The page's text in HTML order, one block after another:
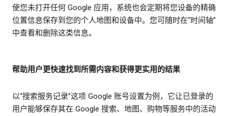
使您未打开任何 Google 应用，系统也会定期将您设备的精确
位置信息保存到您的个人地图和设备中。您可随时在“时间轴”
中查看和删除这类信息。
帮助用户更快速找到所需内容和获得更实用的结果
以“搜索服务记录”这项 Google 账号设置为例，它让已登录的
用户能够保存其在 Google 搜索、地图、购物等服务中的活动